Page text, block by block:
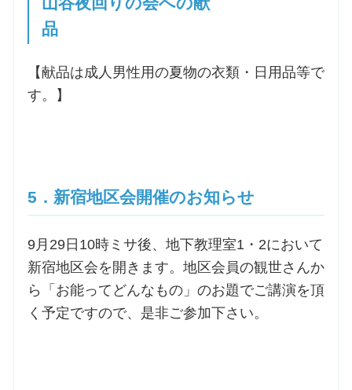
品
【献品は成人男性用の夏物の衣類・日用品等で
す。】
5．新宿地区会開催のお知らせ
9月29日10時ミサ後、地下教理室1・2において
新宿地区会を開きます。地区会員の観世さんか
ら「お能ってどんなもの」のお題でご講演を頂
く予定ですので、是非ご参加下さい。